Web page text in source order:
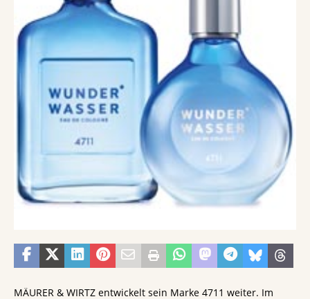
MÄURER & WIRTZ entwickelt sein Marke 4711 weiter. Im